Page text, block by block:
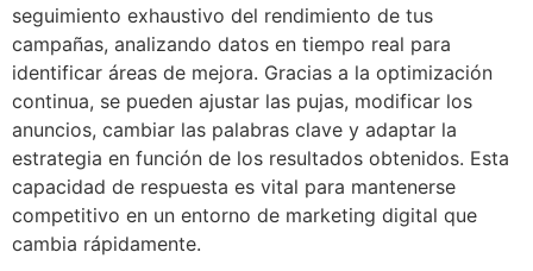
seguimiento exhaustivo del rendimiento de tus
campañas, analizando datos en tiempo real para
identificar áreas de mejora. Gracias a la optimización
continua, se pueden ajustar las pujas, modificar los
anuncios, cambiar las palabras clave y adaptar la
estrategia en función de los resultados obtenidos. Esta
capacidad de respuesta es vital para mantenerse
competitivo en un entorno de marketing digital que
cambia rápidamente.